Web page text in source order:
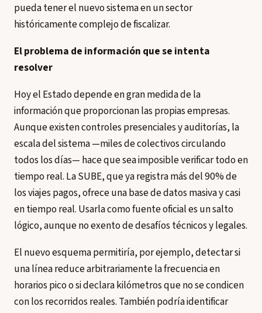
pueda tener el nuevo sistema en un sector
históricamente complejo de fiscalizar.
El problema de información que se intenta
resolver
Hoy el Estado depende en gran medida de la
información que proporcionan las propias empresas.
Aunque existen controles presenciales y auditorías, la
escala del sistema —miles de colectivos circulando
todos los días— hace que sea imposible verificar todo en
tiempo real. La SUBE, que ya registra más del 90% de
los viajes pagos, ofrece una base de datos masiva y casi
en tiempo real. Usarla como fuente oficial es un salto
lógico, aunque no exento de desafíos técnicos y legales.
El nuevo esquema permitiría, por ejemplo, detectar si
una línea reduce arbitrariamente la frecuencia en
horarios pico o si declara kilómetros que no se condicen
con los recorridos reales. También podría identificar